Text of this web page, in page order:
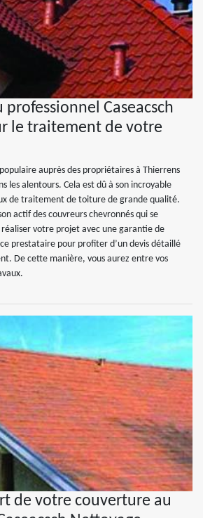
professionnel Caseacsch
le traitement de votre
auprès des propriétaires à Thierrens
les alentours. Cela est dû à son incroyable
de traitement de toiture de grande qualité.
actif des couvreurs chevronnés qui se
votre projet avec une garantie de
prestataire pour profiter d’un devis détaillé
De cette manière, vous aurez entre vos
de votre couverture au